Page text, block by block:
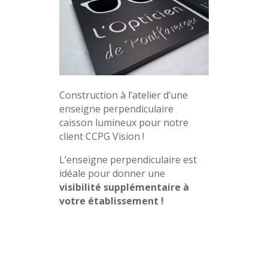
Construction à l’atelier d’une
enseigne perpendiculaire
caisson lumineux pour notre
client CCPG Vision !
L’enseigne perpendiculaire est
idéale pour donner une
visibilité supplémentaire à
votre établissement !